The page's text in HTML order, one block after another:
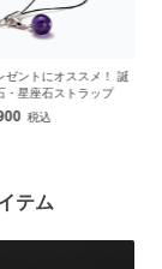
リアンシードクリスタ
ザインストラップ
テム